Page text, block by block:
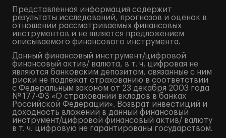
Представленная информация содержит
результаты исследований, прогнозов и оценок в
отношении рассматриваемых финансовых
инструментов и не является предложением
описываемого финансового инструмента.
Данный финансовый инструмент/цифровой
финансовый актив/ валюта, в т. ч. цифровая не
являются банковским депозитом, связанные с ним
риски не подлежат страхованию в соответствии
с Федеральным законом от 23 декабря 2003 года
№ 177-ФЗ «О страховании вкладов в банках
Российской Федерации». Возврат инвестиций и
доходность вложений в данный финансовый
инструмент/цифровой финансовый актив/ валюту
в т. ч. цифровую не гарантированы государством.